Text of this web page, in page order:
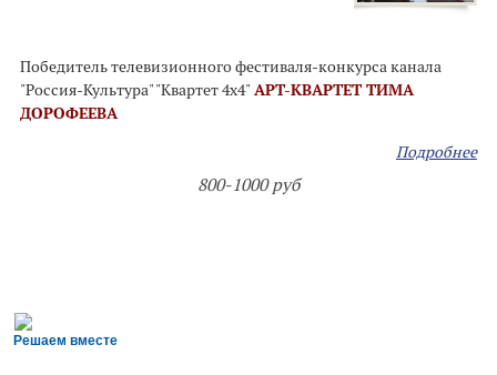
Победитель телевизионного фестиваля-конкурса канала
"Россия-Культура" "Квартет 4х4" АРТ-КВАРТЕТ ТИМА
ДОРОФЕЕВА
Подробнее
800-1000 руб
Решаем вместе